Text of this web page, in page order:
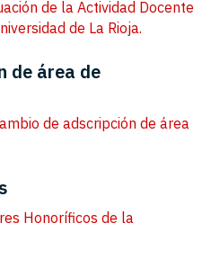
de la Actividad Docente
de La Rioja.
de área de
de adscripción de área
Honoríficos de la